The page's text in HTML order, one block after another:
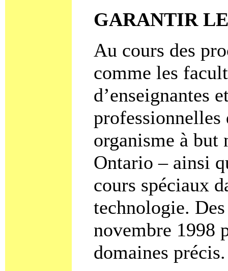
GARANTIR
Au cours des
comme les
d’enseignantes
professionnelles
organisme à
Ontario – ainsi
cours spéciaux
technologie.
novembre 1998
domaines précis.